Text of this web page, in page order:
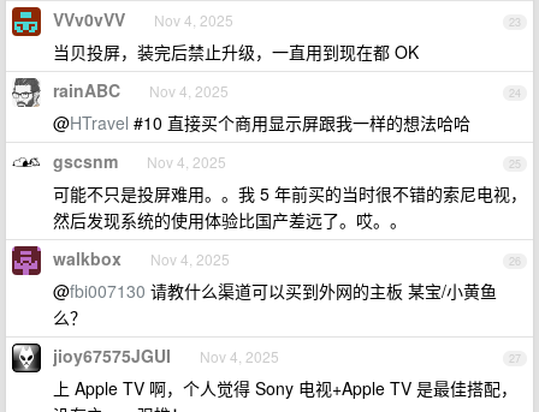
23
VVv0vVV Nov 4, 2025
当贝投屏，装完后禁止升级，一直用到现在都 OK
24
rainABC Nov 4, 2025
@HTravel #10 直接买个商用显示屏跟我一样的想法哈哈
25
gscsnm Nov 4, 2025
可能不只是投屏难用。。我 5 年前买的当时很不错的索尼电视，
然后发现系统的使用体验比国产差远了。哎。。
26
walkbox Nov 4, 2025
@fbi007130 请教什么渠道可以买到外网的主板 某宝/小黄鱼
么？
27
jioy67575JGUI Nov 4, 2025
上 Apple TV 啊，个人觉得 Sony 电视+Apple TV 是最佳搭配，